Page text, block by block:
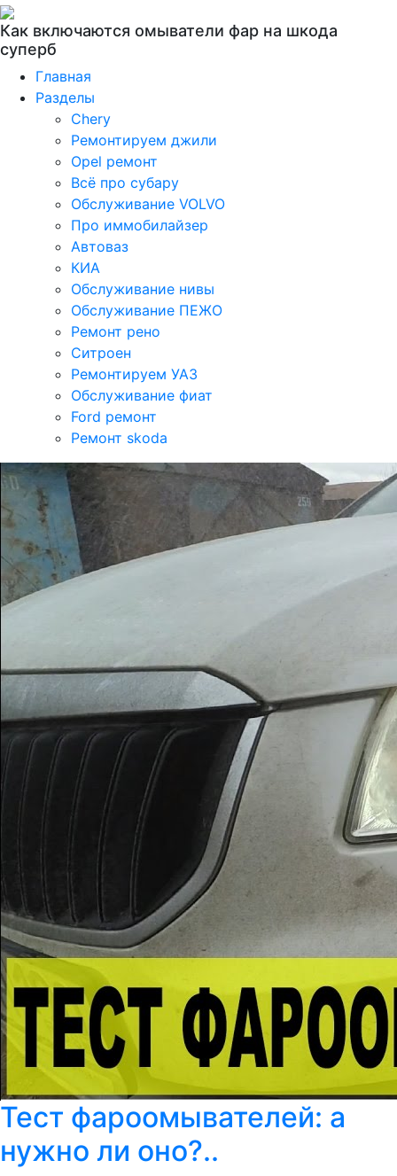
Как включаются омыватели фар на шкода
суперб
Главная
Разделы
Chery
Ремонтируем джили
Opel ремонт
Всё про субару
Обслуживание VOLVO
Про иммобилайзер
Автоваз
КИА
Обслуживание нивы
Обслуживание ПЕЖО
Ремонт рено
Ситроен
Ремонтируем УАЗ
Обслуживание фиат
Ford ремонт
Ремонт skoda
Тест фароомывателей: а
нужно ли оно?..